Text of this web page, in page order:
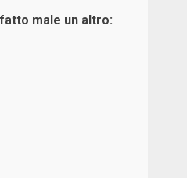
male un altro: